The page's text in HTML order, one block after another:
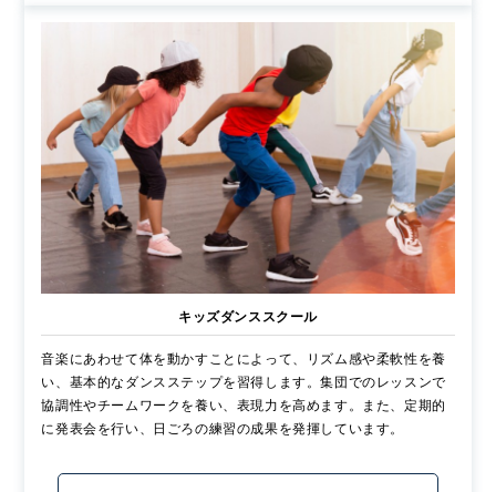
キッズダンススクール
音楽にあわせて体を動かすことによって、リズム感や柔軟性を養
い、基本的なダンスステップを習得します。集団でのレッスンで
協調性やチームワークを養い、表現力を高めます。また、定期的
に発表会を行い、日ごろの練習の成果を発揮しています。